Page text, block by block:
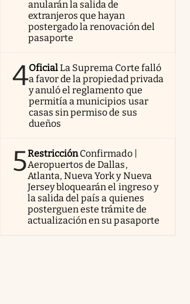
anularán la salida de
extranjeros que hayan
postergado la renovación del
pasaporte
4OficialLa Suprema Corte falló
a favor de la propiedad privada
y anuló el reglamento que
permitía a municipios usar
casas sin permiso de sus
dueños
5RestricciónConfirmado |
Aeropuertos de Dallas,
Atlanta, Nueva York y Nueva
Jersey bloquearán el ingreso y
la salida del país a quienes
posterguen este trámite de
actualización en su pasaporte